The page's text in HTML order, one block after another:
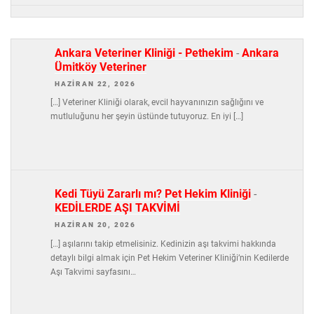
Ankara Veteriner Kliniği - Pethekim - Ankara
Ümitköy Veteriner
HAZIRAN 22, 2026
[…] Veteriner Kliniği olarak, evcil hayvanınızın sağlığını ve
mutluluğunu her şeyin üstünde tutuyoruz. En iyi […]
Kedi Tüyü Zararlı mı? Pet Hekim Kliniği -
KEDİLERDE AŞI TAKVİMİ
HAZIRAN 20, 2026
[…] aşılarını takip etmelisiniz. Kedinizin aşı takvimi hakkında
detaylı bilgi almak için Pet Hekim Veteriner Kliniği’nin Kedilerde
Aşı Takvimi sayfasını…